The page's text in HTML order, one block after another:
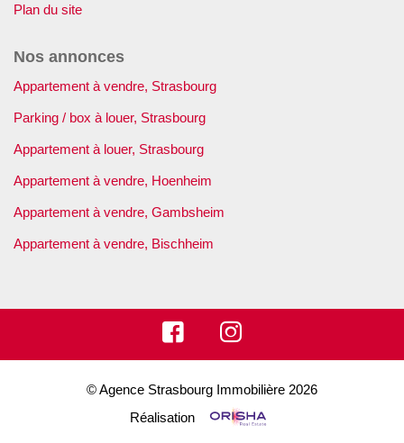
Plan du site
Nos annonces
Appartement à vendre, Strasbourg
Parking / box à louer, Strasbourg
Appartement à louer, Strasbourg
Appartement à vendre, Hoenheim
Appartement à vendre, Gambsheim
Appartement à vendre, Bischheim
© Agence Strasbourg Immobilière 2026
Réalisation